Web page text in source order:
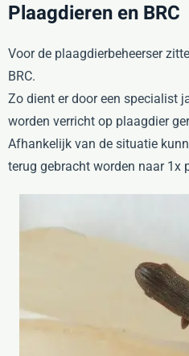
Plaagdieren en BRC
Voor de plaagdierbeheerser
BRC.
Zo dient er door een specialist
worden verricht op plaagdier
Afhankelijk van de situatie
terug gebracht worden naar 1x